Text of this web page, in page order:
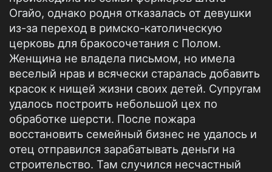
Огайо, однако родня отказалась от девушки
из-за переход в римско-католическую
церковь для бракосочетания с Полом.
Женщина не владела письмом, но имела
веселый нрав и всячески старалась добавить
красок к нищей жизни своих детей. Супругам
удалось построить небольшой цех по
обработке шерсти. После пожара
восстановить семейный бизнес не удалось и
отец отправился зарабатывать деньги на
строительство. Там случился несчастный